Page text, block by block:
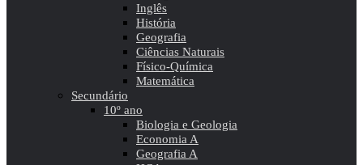
Inglês
História
Geografia
Ciências Naturais
Físico-Química
Matemática
Secundário
10º ano
Biologia e Geologia
Economia A
Geografia A